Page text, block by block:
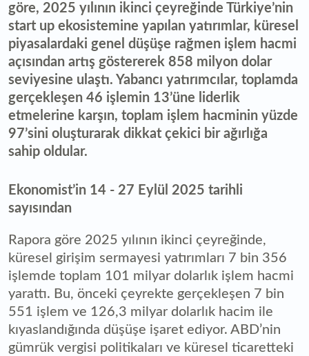
göre, 2025 yılının ikinci çeyreğinde Türkiye’nin
start up ekosistemine yapılan yatırımlar, küresel
piyasalardaki genel düşüşe rağmen işlem hacmi
açısından artış göstererek 858 milyon dolar
seviyesine ulaştı. Yabancı yatırımcılar, toplamda
gerçekleşen 46 işlemin 13’üne liderlik
etmelerine karşın, toplam işlem hacminin yüzde
97’sini oluşturarak dikkat çekici bir ağırlığa
sahip oldular.
Ekonomist’in 14 - 27 Eylül 2025 tarihli
sayısından
Rapora göre 2025 yılının ikinci çeyreğinde,
küresel girişim sermayesi yatırımları 7 bin 356
işlemde toplam 101 milyar dolarlık işlem hacmi
yarattı. Bu, önceki çeyrekte gerçekleşen 7 bin
551 işlem ve 126,3 milyar dolarlık hacim ile
kıyaslandığında düşüşe işaret ediyor. ABD’nin
gümrük vergisi politikaları ve küresel ticaretteki